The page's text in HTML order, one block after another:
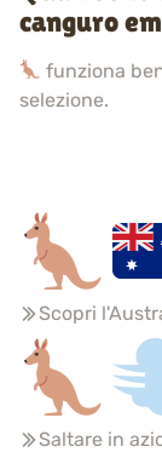
canguro
funziona
selezione.
Scopri
Saltare in